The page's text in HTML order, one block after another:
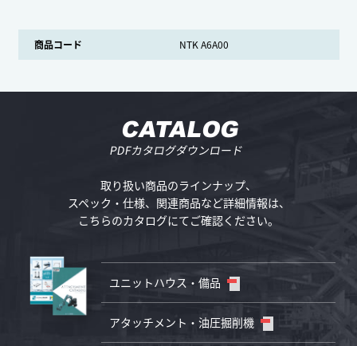
商品コード NTK A6A00
CATALOG
PDFカタログダウンロード
取り扱い商品のラインナップ、
スペック・仕様、 関連商品など詳細情報は、
こちらのカタログにてご確認ください。
ユニットハウス・備品
アタッチメント・油圧掘削機